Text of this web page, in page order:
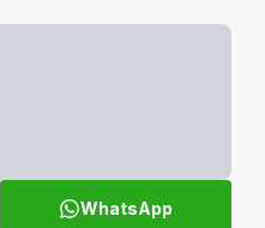
WhatsApp